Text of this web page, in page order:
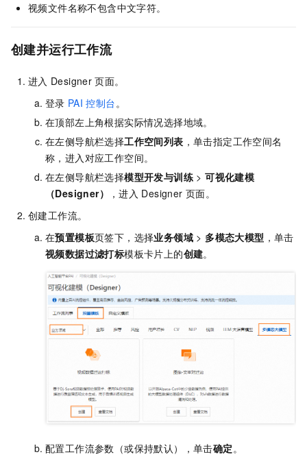
视频文件名称不包含中文字符。
创建并运行工作流
进入 Designer 页面。
登录 PAI 控制台。
在顶部左上角根据实际情况选择地域。
在左侧导航栏选择工作空间列表 ，单击指定工作空间名
称，进入对应工作空间。
在左侧导航栏选择模型开发与训练 >可视化建模
（Designer）
，进入 Designer 页面。
创建工作流。
在预置模板页签下，选择业务领域 > 多模态大模型 ，单击
视频数据过滤打标模板卡片上的创建。
配置工作流参数（或保持默认），单击确定 。